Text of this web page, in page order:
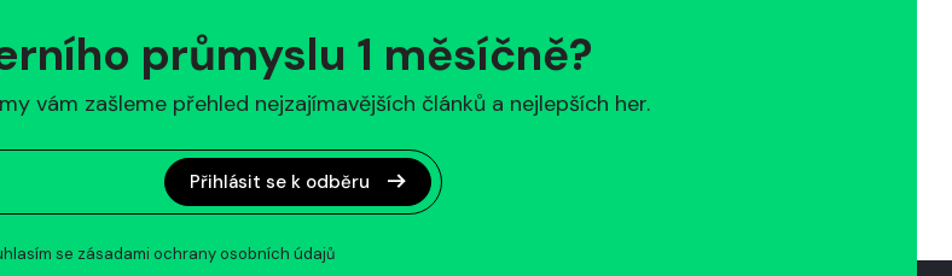
průmyslu 1 měsíčně?
vám zašleme přehled nejzajímavějších článků a nejlepších her.
Přihlásit se k odběru
se zásadami ochrany osobních údajů